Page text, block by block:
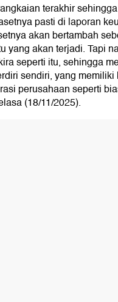
terakhir
pasti di laporan
akan bertambah
yang akan terjadi. Tapi
seperti itu, sehingga
sendiri, yang
perusahaan seperti
(18/11/2025).